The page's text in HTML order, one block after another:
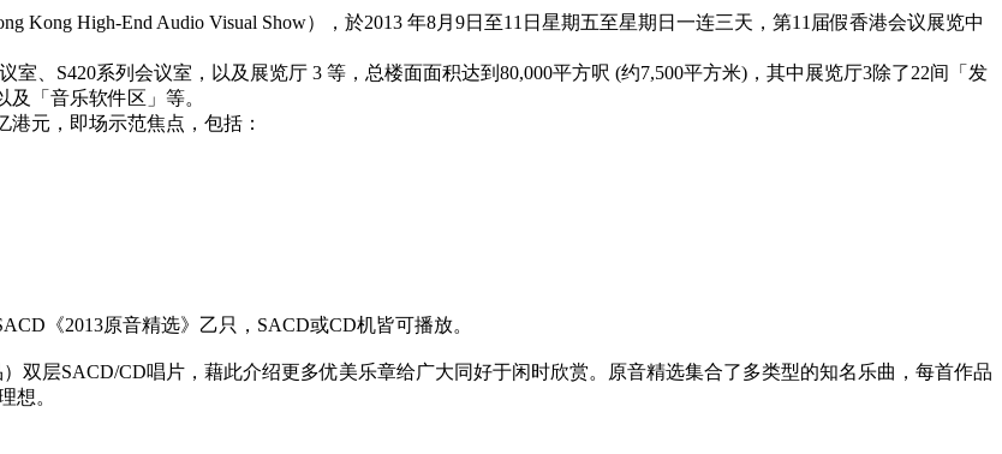
High-End Audio Visual Show），於2013 年8月9日至11日星期五至星期日一连三天，第11届假香港会议展览中
S420系列会议室，以及展览厅 3 等，总楼面面积达到80,000平方呎 (约7,500平方米)，其中展览厅3除了22间「发
「音乐软件区」等。
元，即场示范焦点，包括：
《2013原音精选》乙只，SACD或CD机皆可播放。
层SACD/CD唱片，藉此介绍更多优美乐章给广大同好于闲时欣赏。原音精选集合了多类型的知名乐曲，每首作品
想。